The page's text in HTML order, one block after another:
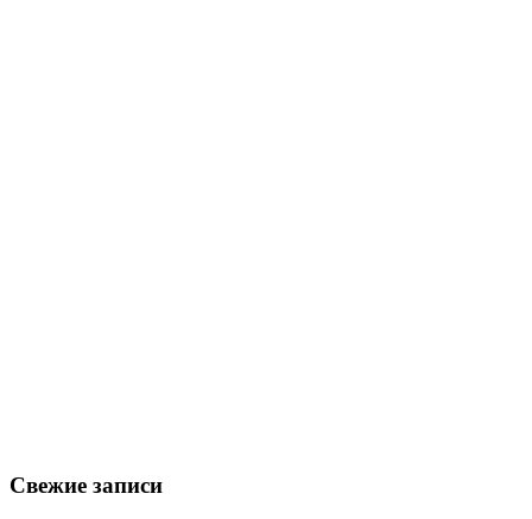
Свежие записи